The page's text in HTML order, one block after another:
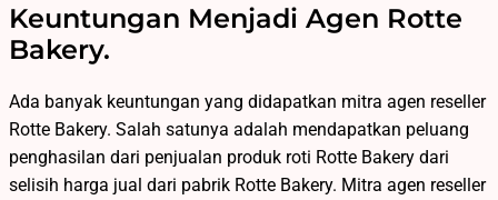
Keuntungan Menjadi Agen Rotte
Bakery.
Ada banyak keuntungan yang didapatkan mitra agen reseller
Rotte Bakery. Salah satunya adalah mendapatkan peluang
penghasilan dari penjualan produk roti Rotte Bakery dari
selisih harga jual dari pabrik Rotte Bakery. Mitra agen reseller